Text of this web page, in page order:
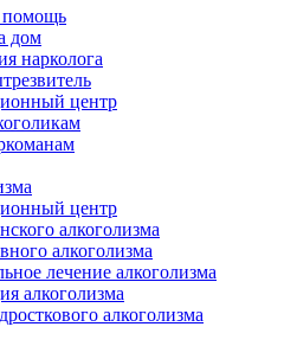
помощь
дом
нарколога
центр
центр
алкоголизма
алкоголизма
лечение алкоголизма
алкоголизма
алкоголизма